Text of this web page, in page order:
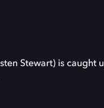
Stewart) is caught